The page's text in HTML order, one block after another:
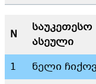
N
საუკეთესო
ასეული
1
ნელი